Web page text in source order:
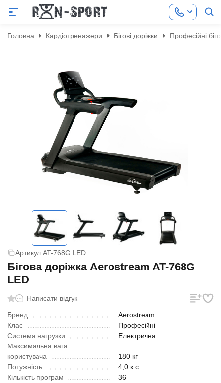
Головна Кардіотренажери Бігові доріжки Професійні
Артикул:AT-768G LED
Бігова доріжка Aerostream AT-768G
LED
Написати відгук
Бренд
Aerostream
Клас
Професійні
Система нагрузки
Електрична
Максимальна вага
користувача
180 кг
Потужність
4,0 к.с
Кількість програм
36